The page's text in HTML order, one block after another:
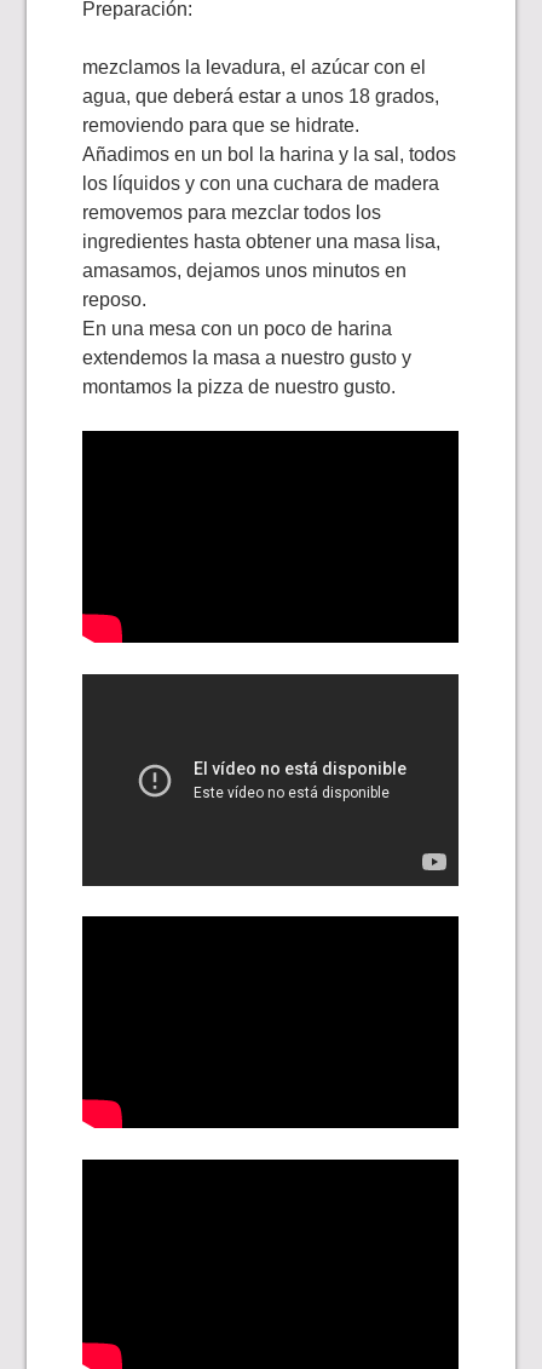
Preparación:
mezclamos la levadura, el azúcar con el
agua, que deberá estar a unos 18 grados,
removiendo para que se hidrate.
Añadimos en un bol la harina y la sal, todos
los líquidos y con una cuchara de madera
removemos para mezclar todos los
ingredientes hasta obtener una masa lisa,
amasamos, dejamos unos minutos en
reposo.
En una mesa con un poco de harina
extendemos la masa a nuestro gusto y
montamos la pizza de nuestro gusto.